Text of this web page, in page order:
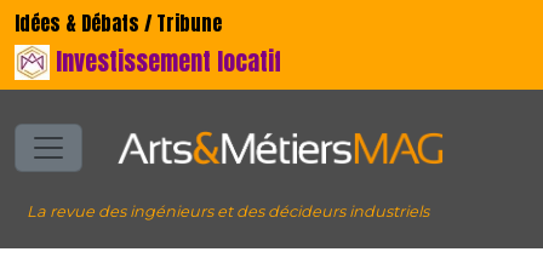
Idées & Débats / Tribune
Investissement locatif
La revue des ingénieurs et des décideurs industriels